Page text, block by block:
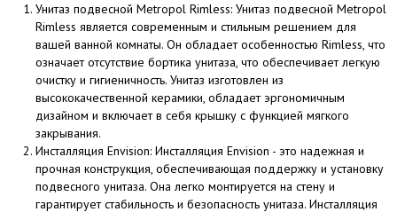
Унитаз подвесной Metropol Rimless: Унитаз подвесной Metropol
Rimless является современным и стильным решением для
вашей ванной комнаты. Он обладает особенностью Rimless, что
означает отсутствие бортика унитаза, что обеспечивает легкую
очистку и гигиеничность. Унитаз изготовлен из
высококачественной керамики, обладает эргономичным
дизайном и включает в себя крышку с функцией мягкого
закрывания.
Инсталляция Envision: Инсталляция Envision - это надежная и
прочная конструкция, обеспечивающая поддержку и установку
подвесного унитаза. Она легко монтируется на стену и
гарантирует стабильность и безопасность унитаза. Инсталляция